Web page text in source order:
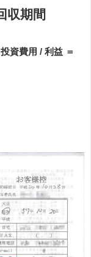
収期間
投資費用 / 利益 ＝